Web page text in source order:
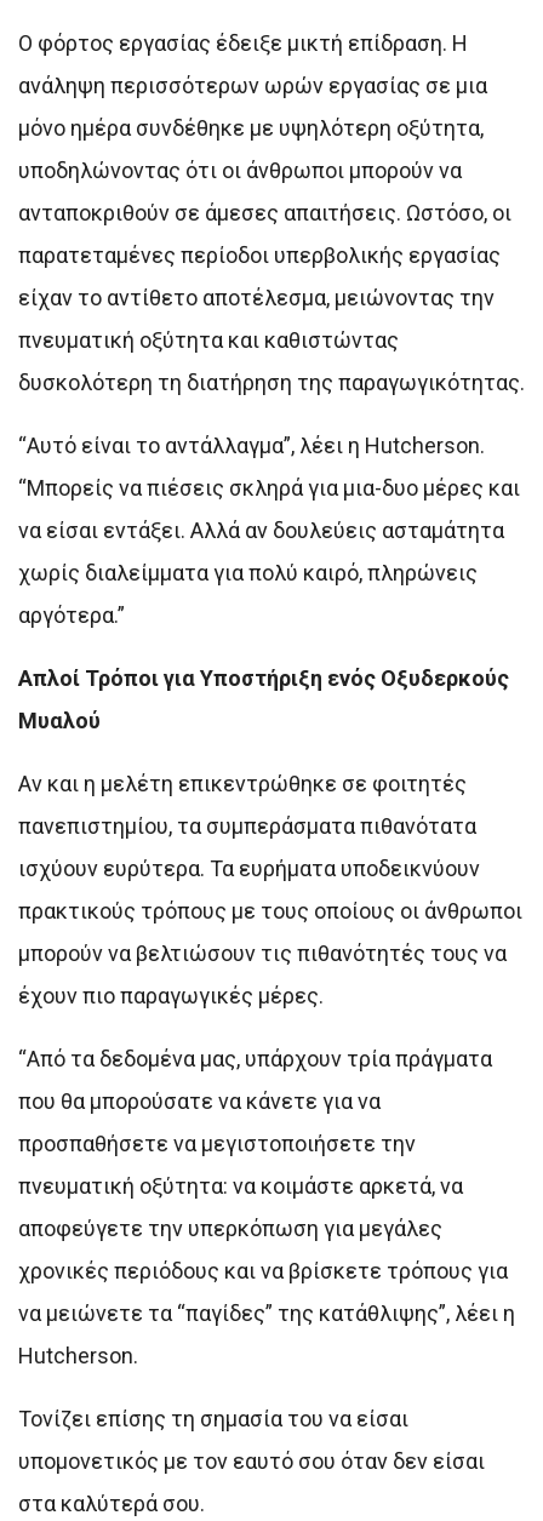
Ο φόρτος εργασίας έδειξε μικτή επίδραση. Η
ανάληψη περισσότερων ωρών εργασίας σε μια
μόνο ημέρα συνδέθηκε με υψηλότερη οξύτητα,
υποδηλώνοντας ότι οι άνθρωποι μπορούν να
ανταποκριθούν σε άμεσες απαιτήσεις. Ωστόσο, οι
παρατεταμένες περίοδοι υπερβολικής εργασίας
είχαν το αντίθετο αποτέλεσμα, μειώνοντας την
πνευματική οξύτητα και καθιστώντας
δυσκολότερη τη διατήρηση της παραγωγικότητας.
“Αυτό είναι το αντάλλαγμα”, λέει η Hutcherson.
“Μπορείς να πιέσεις σκληρά για μια-δυο μέρες και
να είσαι εντάξει. Αλλά αν δουλεύεις ασταμάτητα
χωρίς διαλείμματα για πολύ καιρό, πληρώνεις
αργότερα.”
Απλοί Τρόποι για Υποστήριξη ενός Οξυδερκούς
Μυαλού
Αν και η μελέτη επικεντρώθηκε σε φοιτητές
πανεπιστημίου, τα συμπεράσματα πιθανότατα
ισχύουν ευρύτερα. Τα ευρήματα υποδεικνύουν
πρακτικούς τρόπους με τους οποίους οι άνθρωποι
μπορούν να βελτιώσουν τις πιθανότητές τους να
έχουν πιο παραγωγικές μέρες.
“Από τα δεδομένα μας, υπάρχουν τρία πράγματα
που θα μπορούσατε να κάνετε για να
προσπαθήσετε να μεγιστοποιήσετε την
πνευματική οξύτητα: να κοιμάστε αρκετά, να
αποφεύγετε την υπερκόπωση για μεγάλες
χρονικές περιόδους και να βρίσκετε τρόπους για
να μειώνετε τα “παγίδες” της κατάθλιψης”, λέει η
Hutcherson.
Τονίζει επίσης τη σημασία του να είσαι
υπομονετικός με τον εαυτό σου όταν δεν είσαι
στα καλύτερά σου.